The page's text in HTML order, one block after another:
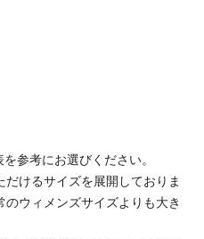
参考にお選びください。
けるサイズを展開しておりま
ウィメンズサイズよりも大き